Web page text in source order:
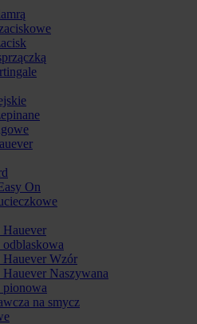
On
Hauever
Hauever Wzór
Naszywana
pionowa
na smycz